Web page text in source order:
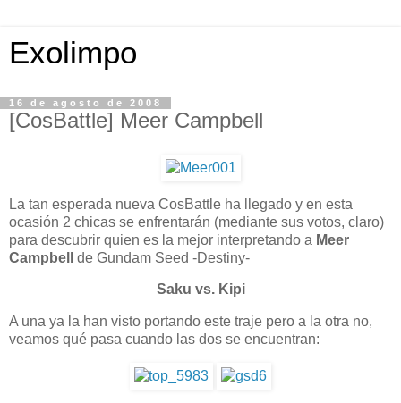
Exolimpo
16 de agosto de 2008
[CosBattle] Meer Campbell
La tan esperada nueva CosBattle ha llegado y en esta
ocasión 2 chicas se enfrentarán (mediante sus votos, claro)
para descubrir quien es la mejor interpretando a Meer
Campbell
de Gundam Seed -Destiny-
Saku vs. Kipi
A una ya la han visto portando este traje pero a la otra no,
veamos qué pasa cuando las dos se encuentran: